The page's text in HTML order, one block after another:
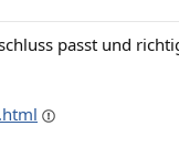
passt und